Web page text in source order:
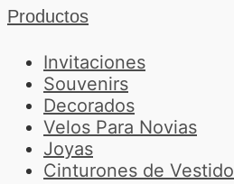
Productos
Invitaciones
Souvenirs
Decorados
Velos Para Novias
Joyas
Cinturones de Vestido